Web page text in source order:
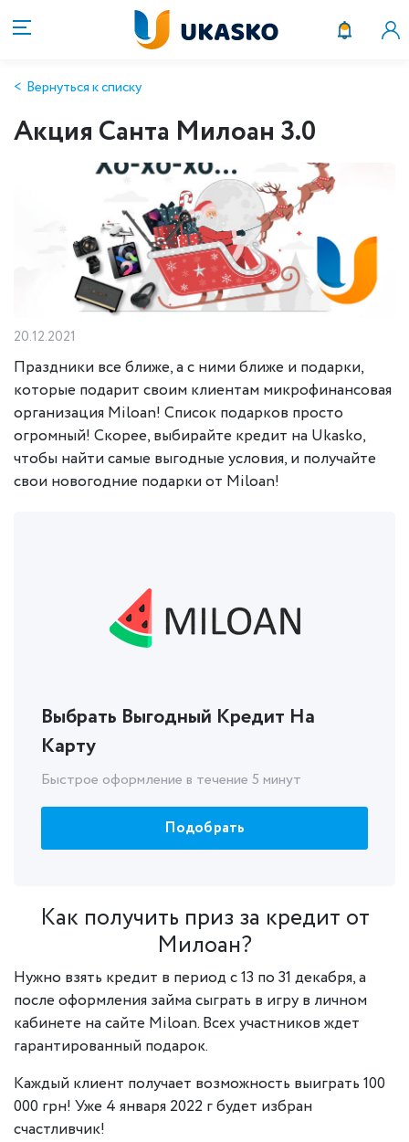
Вернуться к списку
Акция Санта Милоан 3.0
20.12.2021
Праздники все ближе, а с ними ближе и подарки,
которые подарит своим клиентам микрофинансовая
организация Miloan! Список подарков просто
огромный! Скорее, выбирайте кредит на Ukasko,
чтобы найти самые выгодные условия, и получайте
свои новогодние подарки от Miloan!
Выбрать Выгодный Кредит На
Карту
Быстрое оформление в течение 5 минут
Подобрать
Как получить приз за кредит от
Милоан?
Нужно взять кредит в период с 13 по 31 декабря, а
после оформления займа сыграть в игру в личном
кабинете на сайте Miloan. Всех участников ждет
гарантированный подарок.
Каждый клиент получает возможность выиграть 100
000 грн! Уже 4 января 2022 г будет избран
счастливчик!